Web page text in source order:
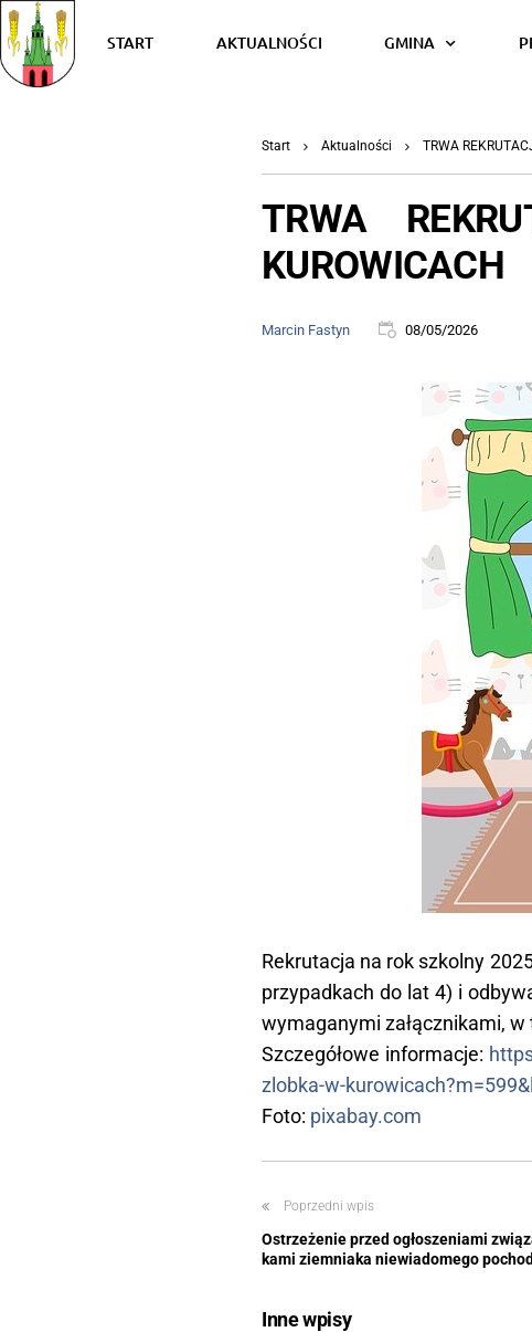
START AKTUALNOŚCI GMINA
Start Aktualności TRWA
TRWA
KUROWICACH
Marcin Fastyn 08/05/2026
Rekrutacja na rok szkolny
przypadkach do lat 4) i
wymaganymi załącznikami,
Szczegółowe informacje:
zlobka-w-
Foto: pixabay.com
Poprzedni wpis
Ostrzeżenie przed ogłoszeniami
kami ziemniaka niewiadomego
Inne wpisy